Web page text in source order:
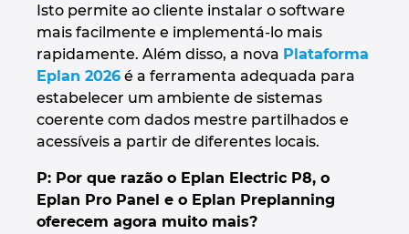
Isto permite ao cliente instalar o software
mais facilmente e implementá-lo mais
rapidamente. Além disso, a nova Plataforma
Eplan 2026 é a ferramenta adequada para
estabelecer um ambiente de sistemas
coerente com dados mestre partilhados e
acessíveis a partir de diferentes locais.
P: Por que razão o Eplan Electric P8, o
Eplan Pro Panel e o Eplan Preplanning
oferecem agora muito mais?